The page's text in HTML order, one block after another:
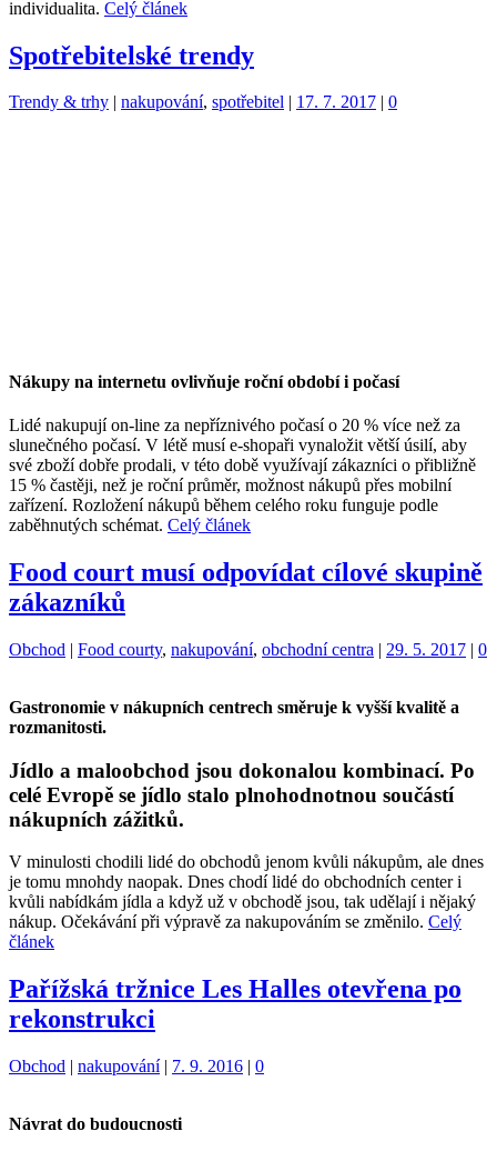
individualita. Celý článek
Spotřebitelské trendy
Kategorie:
Trendy & trhy Štítky:
nakupování, spotřebitel 17. 7. 2017 0
Nákupy na internetu ovlivňuje roční období i počasí
Lidé nakupují on-line za nepříznivého počasí o 20 % více než za
slunečného počasí. V létě musí e-shopaři vynaložit větší úsilí, aby
své zboží dobře prodali, v této době využívají zákazníci o přibližně
15 % častěji, než je roční průměr, možnost nákupů přes mobilní
zařízení. Rozložení nákupů během celého roku funguje podle
zaběhnutých schémat. Celý článek
Food court musí odpovídat cílové skupině
zákazníků
Kategorie:
Obchod | Štítky:
Food courty, nakupování, obchodní centra | 29. 5. 2017 | 0
Gastronomie v nákupních centrech směruje k vyšší kvalitě a
rozmanitosti.
Jídlo a maloobchod jsou dokonalou kombinací. Po
celé Evropě se jídlo stalo plnohodnotnou součástí
nákupních zážitků.
V minulosti chodili lidé do obchodů jenom kvůli nákupům, ale dnes
je tomu mnohdy naopak. Dnes chodí lidé do obchodních center i
kvůli nabídkám jídla a když už v obchodě jsou, tak udělají i nějaký
nákup. Očekávání při výpravě za nakupováním se změnilo. Celý
článek
Pařížská tržnice Les Halles otevřena po
rekonstrukci
Kategorie:
Obchod | Štítky:
nakupování | 7. 9. 2016 | 0
Návrat do budoucnosti